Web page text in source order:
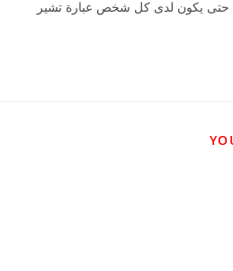
حتى يكون لدى كل شخص عبارة تشير